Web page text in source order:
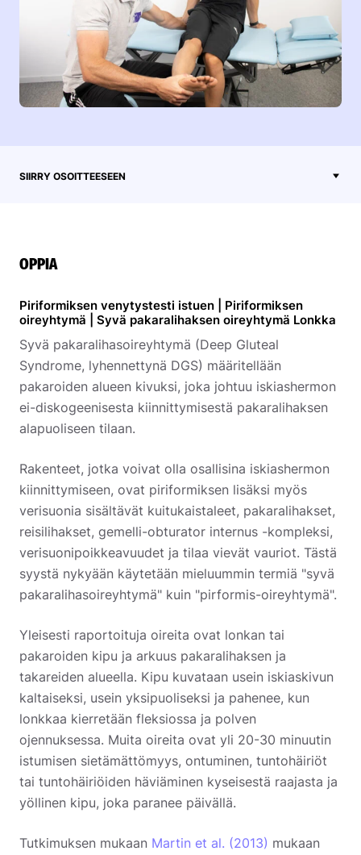
SIIRRY OSOITTEESEEN
OPPIA
Piriformiksen venytystesti istuen | Piriformiksen
oireyhtymä | Syvä pakaralihaksen oireyhtymä Lonkka
Syvä pakaralihasoireyhtymä (Deep Gluteal
Syndrome, lyhennettynä DGS) määritellään
pakaroiden alueen kivuksi, joka johtuu iskiashermon
ei-diskogeenisesta kiinnittymisestä pakaralihaksen
alapuoliseen tilaan.
Rakenteet, jotka voivat olla osallisina iskiashermon
kiinnittymiseen, ovat piriformiksen lisäksi myös
verisuonia sisältävät kuitukaistaleet, pakaralihakset,
reisilihakset, gemelli-obturator internus -kompleksi,
verisuonipoikkeavuudet ja tilaa vievät vauriot. Tästä
syystä nykyään käytetään mieluummin termiä "syvä
pakaralihasoireyhtymä" kuin "pirformis-oireyhtymä".
Yleisesti raportoituja oireita ovat lonkan tai
pakaroiden kipu ja arkuus pakaralihaksen ja
takareiden alueella. Kipu kuvataan usein iskiaskivun
kaltaiseksi, usein yksipuoliseksi ja pahenee, kun
lonkkaa kierretään fleksiossa ja polven
ojennuksessa. Muita oireita ovat yli 20-30 minuutin
istumisen sietämättömyys, ontuminen, tuntohäiriöt
tai tuntohäiriöiden häviäminen kyseisestä raajasta ja
yöllinen kipu, joka paranee päivällä.
Tutkimuksen mukaan Martin et al. (2013) mukaan